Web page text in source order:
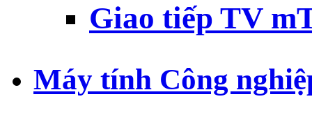
Giao tiếp TV
Máy tính Công